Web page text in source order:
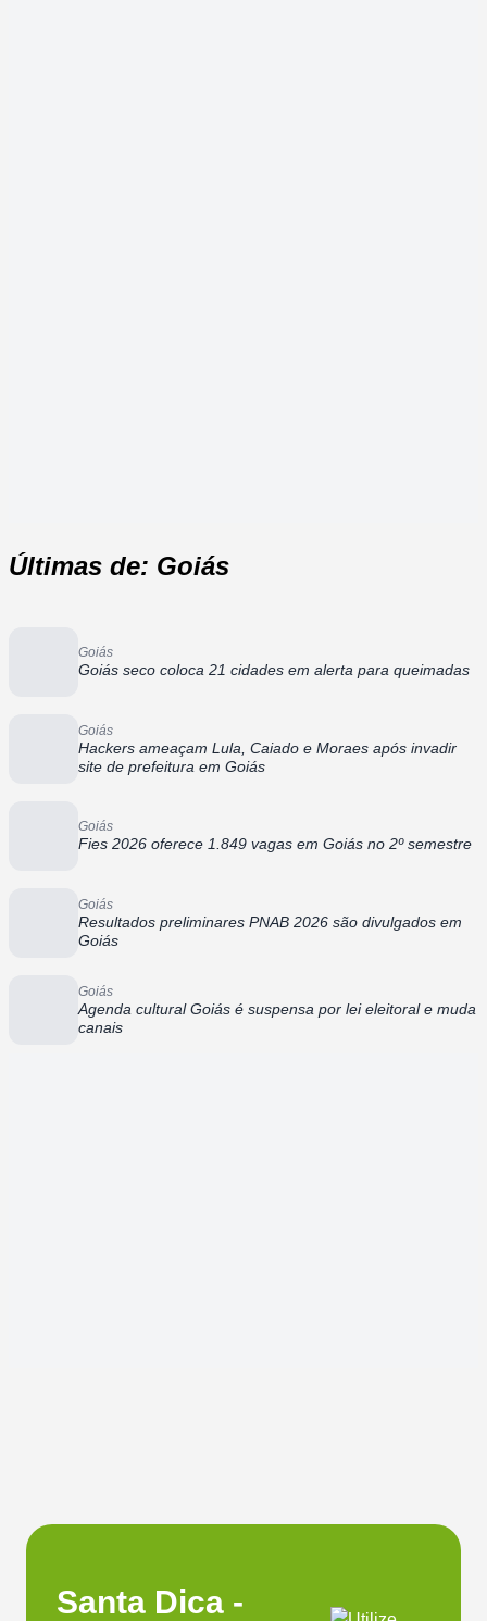
Últimas de: Goiás
Goiás
Goiás seco coloca 21 cidades em alerta para queimadas
Goiás
Hackers ameaçam Lula, Caiado e Moraes após invadir
site de prefeitura em Goiás
Goiás
Fies 2026 oferece 1.849 vagas em Goiás no 2º semestre
Goiás
Resultados preliminares PNAB 2026 são divulgados em
Goiás
Goiás
Agenda cultural Goiás é suspensa por lei eleitoral e muda
canais
Santa Dica -